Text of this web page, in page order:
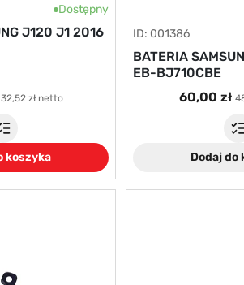
Dostępny
J120 J1 2016
32,52 zł netto
koszyka
ID: 001386
BATERIA
EB-BJ710CBE
60,00 zł
Dodaj do